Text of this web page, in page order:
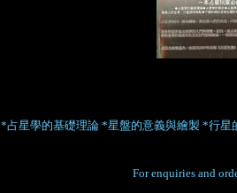
*占星學的基礎理論 *星盤的意義與繪製 *行
For enquiries and